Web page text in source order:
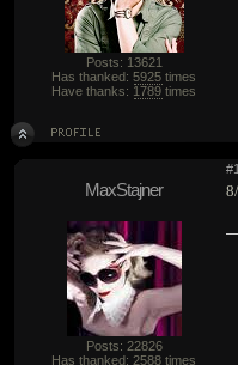
Posts: 13621
Has thanked:5925 times
Have thanks: 1789 times
MaxStajner
Posts: 22826
Has thanked:2588 times